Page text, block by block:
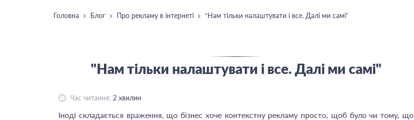
Головна Блог Про рекламу в інтернеті “Нам тільки налаштувати і все. Далі ми самі”
"Нам тільки налаштувати і все. Далі ми самі"
Час читання: 2 хвилин
Іноді складається враження, що бізнес хоче контекстну рекламу просто, щоб було чи тому, що